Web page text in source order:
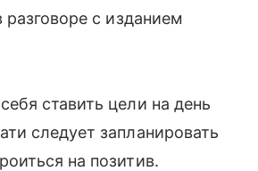
с изданием
ставить цели на день
следует запланировать
на позитив.